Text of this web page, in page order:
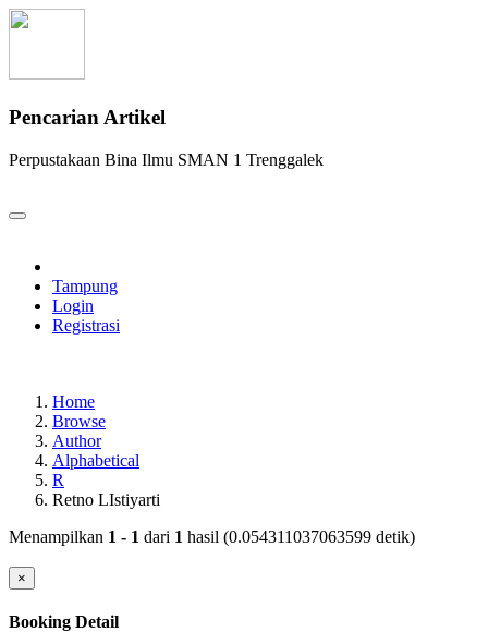
Pencarian Artikel
Perpustakaan Bina Ilmu SMAN 1 Trenggalek
Tampung
Login
Registrasi
Home
Browse
Author
Alphabetical
R
Retno LIstiyarti
Menampilkan 1 - 1 dari 1 hasil (0.054311037063599 detik)
×
Booking Detail